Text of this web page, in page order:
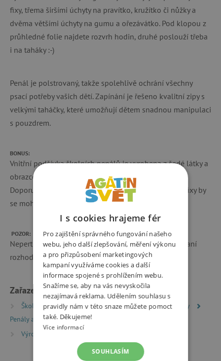
fixy, třema širšími úchyty na pravítko, kružítko či nůžky a
dvěma většími úchyty na gumu a ořezávátko. Pod klopou z
průhledné folie najdete rozvrh hodin, druhé poslouží třeba
i na taháky :-)
Penál je polstrovaný, takže spolehlivě ochrání všechny
psací potřeby vašich dětí. Zapínání je řešeno kvalitní zipy s
velkými taháčky, které umožňují dětem snadnou manipulaci
s pouzdrem.
BONUS:
Vnitřní podšívka školních penálů je vyrobena z šedé látky a
obrazce na ní vytištěné je možné vybarvovat!
Doporučujeme k vybarvení použít klasické pastelky, fixy by
se mohly rozpíjet…
POZOR:
Neperte penál v pračce! Je vyztužen papírem a ten praní
rozhodně nepřežije.
Zařazeno v kategoriích
Školní batohy a aktovky
Školní potřeby a pomůcky
Penály a pouzdra
Výrobci
I s cookies hrajeme fér
Pro zajištění správného fungování našeho
webu, jeho další zlepšování, měření výkonu
a pro přizpůsobení marketingových
kampaní využíváme cookies a další
informace spojené s prohlížením webu.
Snažíme se, aby na vás nevyskočila
nezajímavá reklama. Udělením souhlasu s
pravidly nám v této snaze můžete pomoct
také. Děkujeme!
Více informací
SOUHLASÍM